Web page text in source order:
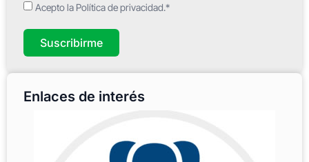
Acepto la Política de privacidad.*
Suscribirme
Enlaces de interés